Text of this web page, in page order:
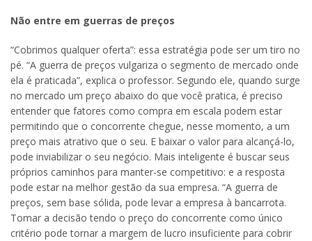
Não entre em guerras de preços
“Cobrimos qualquer oferta”: essa estratégia pode ser um tiro no
pé. “A guerra de preços vulgariza o segmento de mercado onde
ela é praticada”, explica o professor. Segundo ele, quando surge
no mercado um preço abaixo do que você pratica, é preciso
entender que fatores como compra em escala podem estar
permitindo que o concorrente chegue, nesse momento, a um
preço mais atrativo que o seu. E baixar o valor para alcançá-lo,
pode inviabilizar o seu negócio. Mais inteligente é buscar seus
próprios caminhos para manter-se competitivo: e a resposta
pode estar na melhor gestão da sua empresa. “A guerra de
preços, sem base sólida, pode levar a empresa à bancarrota.
Tomar a decisão tendo o preço do concorrente como único
critério pode tornar a margem de lucro insuficiente para cobrir